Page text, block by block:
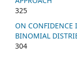
325
ON CONFIDENCE
BINOMIAL
304